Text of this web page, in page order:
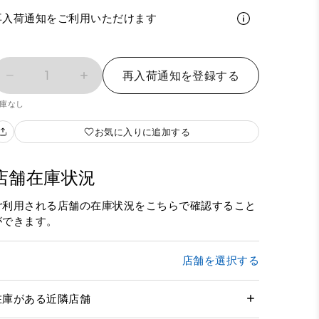
入荷通知をご利用いただけます
1 再入荷通知を登録する
なし
お気に入りに追加する
舗在庫状況
利用される店舗の在庫状況をこちらで確認すること
きます。
店舗を選択する
庫がある近隣店舗